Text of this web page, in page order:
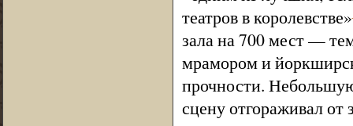
театров в королевстве»
зала на 700 мест —
мрамором и
прочности.
сцену отгораживал от